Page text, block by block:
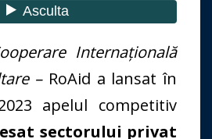
Internațională
–RoAid a lansat în
apelul competitiv
sectorului privat